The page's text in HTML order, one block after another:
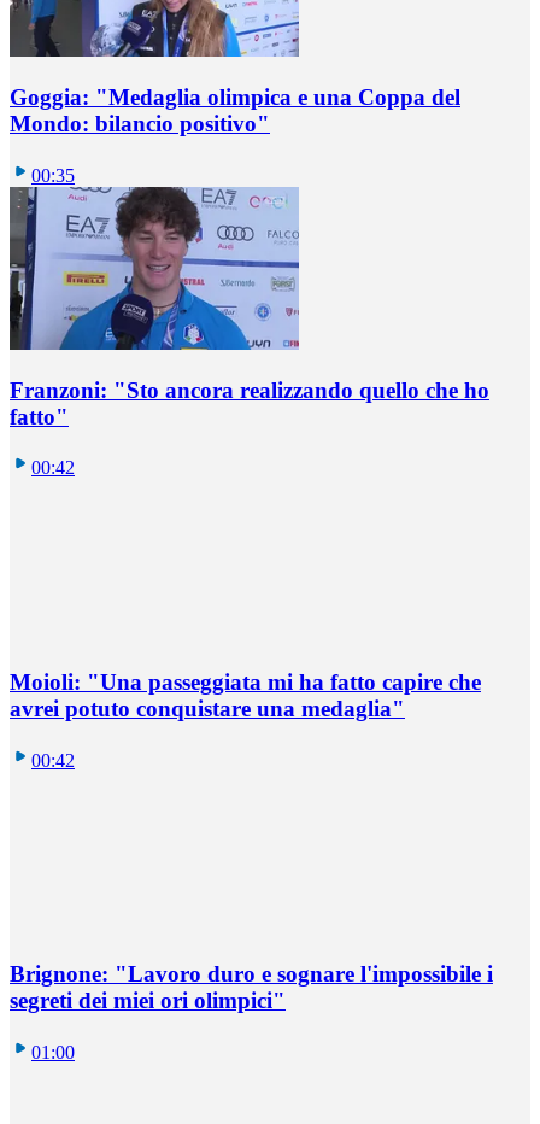
Goggia: "Medaglia olimpica e una Coppa del
Mondo: bilancio positivo"
00:35
Franzoni: "Sto ancora realizzando quello che ho
fatto"
00:42
Moioli: "Una passeggiata mi ha fatto capire che
avrei potuto conquistare una medaglia"
00:42
Brignone: "Lavoro duro e sognare l'impossibile i
segreti dei miei ori olimpici"
01:00